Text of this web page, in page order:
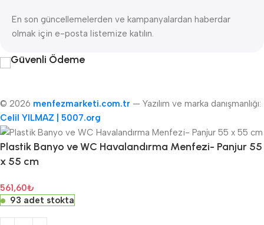
En son güncellemelerden ve kampanyalardan haberdar
olmak için e-posta listemize katılın.
Güvenli Ödeme
© 2026 menfezmarketi.com.tr — Yazılım ve marka danışmanlığı:
Celil YILMAZ | 5007.org
Plastik Banyo ve WC Havalandırma Menfezi- Panjur 55
x 55 cm
561,60₺
93 adet stokta